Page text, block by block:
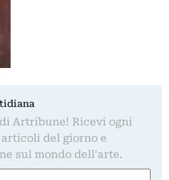
Artribune! Ricevi ogni
del giorno e
sul mondo dell'arte.